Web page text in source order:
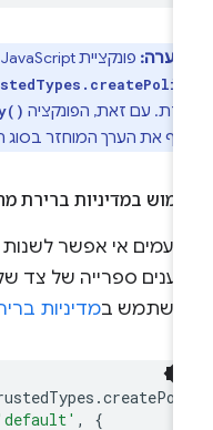
הערה:פונקציית JavaScript שמועברת אל
עם זאת, הפונקציה
את הערך המוחזר בסוג
במדיניות ברירת מחדל
אי אפשר לשנות
במדיניות
trustedTypes.
('default'